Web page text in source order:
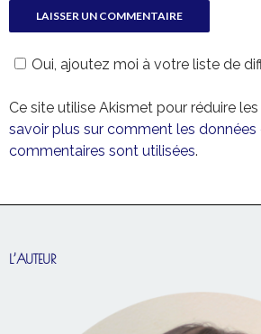
Oui, ajoutez moi à votre liste de
Ce site utilise Akismet pour réduire
savoir plus sur comment les données
commentaires sont utilisées.
L’AUTEUR